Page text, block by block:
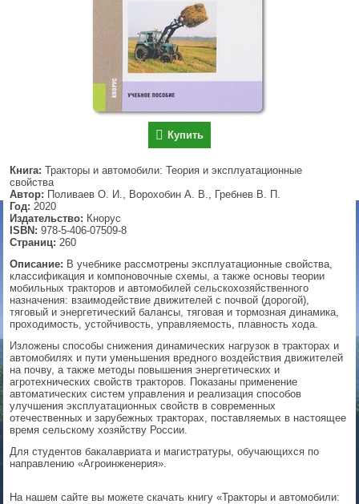
Купить
Книга: Тракторы и автомобили: Теория и эксплуатационные
свойства
Автор: Поливаев О. И., Ворохобин А. В., Гребнев В. П.
Год: 2020
Издательство: Кнорус
ISBN: 978-5-406-07509-8
Страниц: 260
Описание: В учебнике рассмотрены эксплуатационные свойства,
классификация и компоновочные схемы, а также основы теории
мобильных тракторов и автомобилей сельскохозяйственного
назначения: взаимодействие движителей с почвой (дорогой),
тяговый и энергетический балансы, тяговая и тормозная динамика,
проходимость, устойчивость, управляемость, плавность хода.
Изложены способы снижения динамических нагрузок в тракторах и
автомобилях и пути уменьшения вредного воздействия движителей
на почву, а также методы повышения энергетических и
агротехнических свойств тракторов. Показаны применение
автоматических систем управления и реализация способов
улучшения эксплуатационных свойств в современных
отечественных и зарубежных тракторах, поставляемых в настоящее
время сельскому хозяйству России.
Для студентов бакалавриата и магистратуры, обучающихся по
направлению «Агроинженерия».
На нашем сайте вы можете скачать книгу «Тракторы и автомобили:
▼
▼
▼